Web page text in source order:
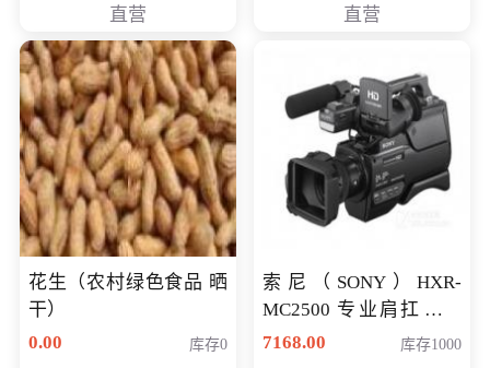
直营 直营
花生（农村绿色食品 晒
干）
0.00
库存0
索尼（SONY）HXR-
MC2500 专业肩扛式存
储卡全高清摄录一体机
7168.00 库存1000